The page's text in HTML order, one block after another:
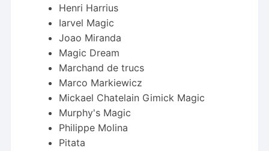
Henri Harrius
Iarvel Magic
Joao Miranda
Magic Dream
Marchand de trucs
Marco Markiewicz
Mickael Chatelain Gimick Magic
Murphy's Magic
Philippe Molina
Pitata